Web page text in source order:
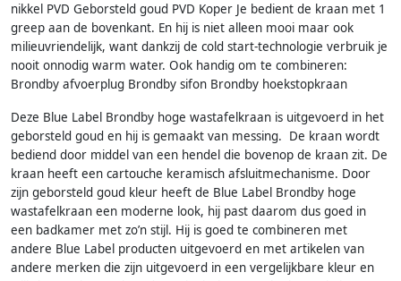
nikkel PVD Geborsteld goud PVD Koper Je bedient de kraan met 1
greep aan de bovenkant. En hij is niet alleen mooi maar ook
milieuvriendelijk, want dankzij de cold start-technologie verbruik je
nooit onnodig warm water. Ook handig om te combineren:
Brondby afvoerplug Brondby sifon Brondby hoekstopkraan
Deze Blue Label Brondby hoge wastafelkraan is uitgevoerd in het
geborsteld goud en hij is gemaakt van messing. De kraan wordt
bediend door middel van een hendel die bovenop de kraan zit. De
kraan heeft een cartouche keramisch afsluitmechanisme. Door
zijn geborsteld goud kleur heeft de Blue Label Brondby hoge
wastafelkraan een moderne look, hij past daarom dus goed in
een badkamer met zo’n stijl. Hij is goed te combineren met
andere Blue Label producten uitgevoerd en met artikelen van
andere merken die zijn uitgevoerd in een vergelijkbare kleur en